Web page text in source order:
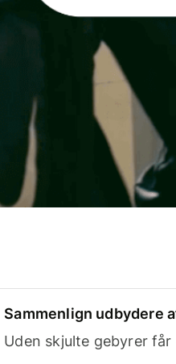
Sammenlign udbydere
Uden skjulte gebyrer får